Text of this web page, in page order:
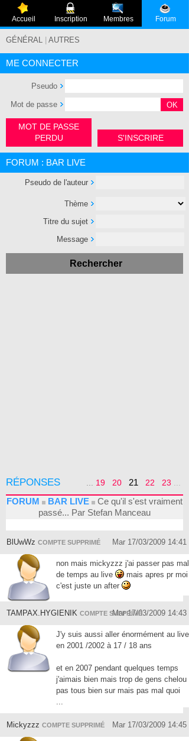
Accueil Inscription Membres Forum
GÉNÉRAL AUTRES
ME CONNECTER
Pseudo
Mot de passe
MOT DE PASSE
PERDU
S'INSCRIRE
FORUM : BAR LIVE
Pseudo de l'auteur
Thème
Titre du sujet
Message
RÉPONSES 19 20 21 22 23
FORUM BAR LIVE
Ce qu'il s'est vraiment
passé... Par Stefan Manceau
BlUwWz COMPTE SUPPRIMÉ Mar 17/03/2009 14:41
non mais mickyzzz j'ai passer pas mal
de temps au live
mais apres pr moi
c'est juste un after
TAMPAX.HYGIENIK COMPTE SUPPRIMÉMar 17/03/2009 14:43
J'y suis aussi aller énormément au live
en 2001 /2002 à 17 / 18 ans
et en 2007 pendant quelques temps
j'aimais bien mais trop de gens chelou
pas tous bien sur mais pas mal quoi
...
Mickyzzz COMPTE SUPPRIMÉ Mar 17/03/2009 14:45